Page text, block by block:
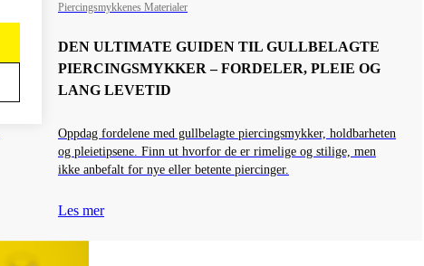
Piercingsmykkenes Materialer
DEN ULTIMATE GUIDEN TIL GULLBELAGTE
PIERCINGSMYKKER – FORDELER, PLEIE OG
LANG LEVETID
Oppdag fordelene med gullbelagte piercingsmykker, holdbarheten
og pleietipsene. Finn ut hvorfor de er rimelige og stilige, men
ikke anbefalt for nye eller betente piercinger.
Les mer